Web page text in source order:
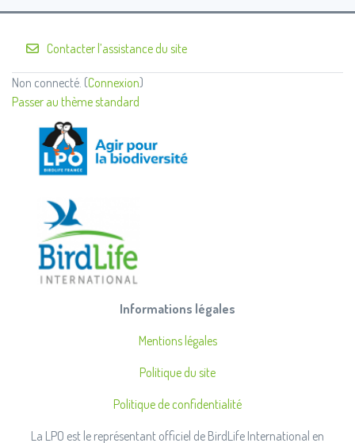
Contacter l’assistance du site
Non connecté. (Connexion)
Passer au thème standard
Informations légales
Mentions légales
Politique du site
Politique de confidentialité
La LPO est le représentant officiel de BirdLife International en